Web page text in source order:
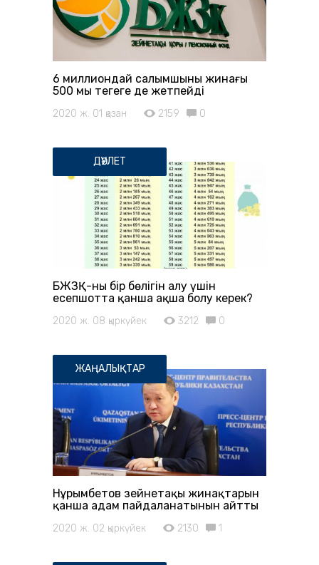
6 миллиондай салымшының жинағы
500 мың теңгеге де жетпейді
2020 ж. 01 қазан 2159 0
ДӘУЛЕТ
БЖЗҚ-ның бір бөлігін алу үшін
есепшотта қанша ақша болу керек?
2020 ж. 08 қыркүйек 3212 0
ЖАҢАЛЫҚТАР
Нұрымбетов зейнетақы жинақтарын
қанша адам пайдаланатынын айтты
2020 ж. 02 қыркүйек 2130 1